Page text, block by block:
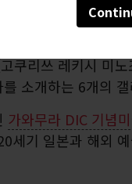
쿠리쓰 레키시 미
소개하는 6개의
가와무라 DIC 기념
세기 일본과 해외